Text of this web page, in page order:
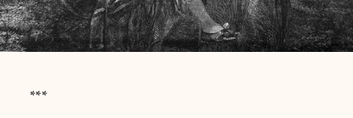
***